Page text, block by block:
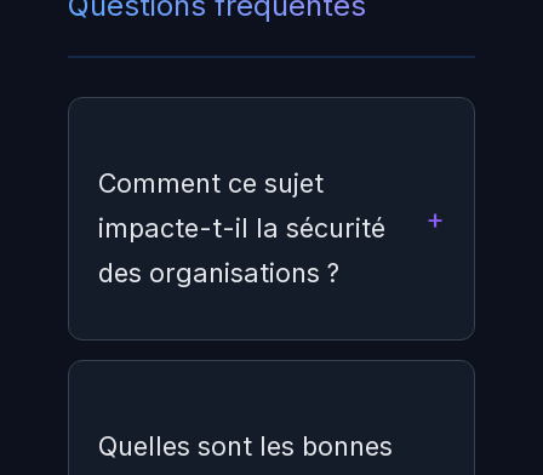
Comment ce sujet
impacte-t-il la sécurité
des organisations ?
car il touche aux fondamentaux de
Quelles sont les bonnes